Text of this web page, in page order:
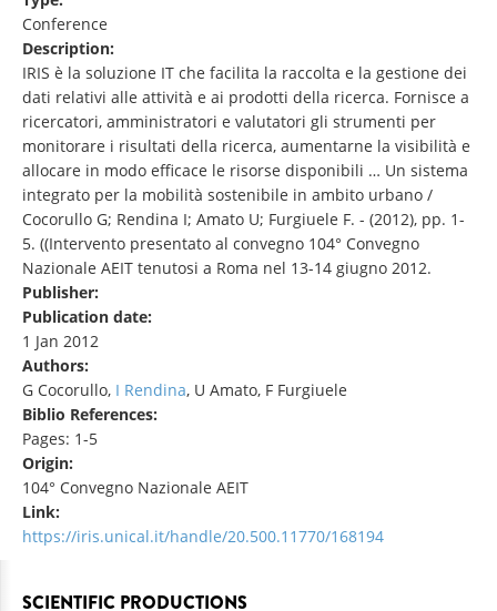
Conference
Description:
IRIS è la soluzione IT che facilita la raccolta e la gestione dei
dati relativi alle attività e ai prodotti della ricerca. Fornisce a
ricercatori, amministratori e valutatori gli strumenti per
monitorare i risultati della ricerca, aumentarne la visibilità e
allocare in modo efficace le risorse disponibili … Un sistema
integrato per la mobilità sostenibile in ambito urbano /
Cocorullo G; Rendina I; Amato U; Furgiuele F. - (2012), pp. 1-
5. ((Intervento presentato al convegno 104° Convegno
Nazionale AEIT tenutosi a Roma nel 13-14 giugno 2012.
Publisher:
Publication date:
1 Jan 2012
Authors:
G Cocorullo, I Rendina, U Amato, F Furgiuele
Biblio References:
Pages: 1-5
Origin:
104° Convegno Nazionale AEIT
Link:
https://iris.unical.it/handle/20.500.11770/168194
SCIENTIFIC PRODUCTIONS